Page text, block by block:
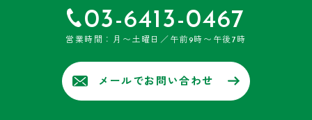
03-6413-0467
営業時間：月〜土曜日／午前9時〜午後7時
メールでお問い合わせ